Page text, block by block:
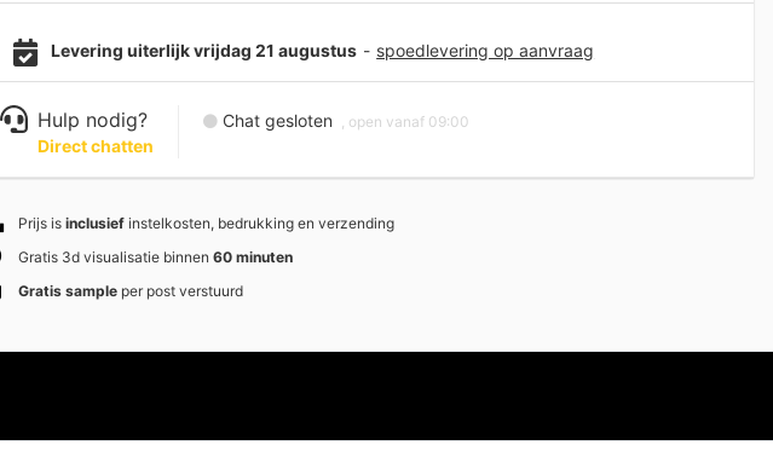
Levering uiterlijk vrijdag 21 augustus - spoedlevering op aanvraag
Hulp nodig?
Direct chatten
Chat gesloten , open vanaf 09:00
Prijs isinclusief instelkosten, bedrukking en verzending
Gratis 3d visualisatie binnen60 minuten
Gratis sample per post verstuurd